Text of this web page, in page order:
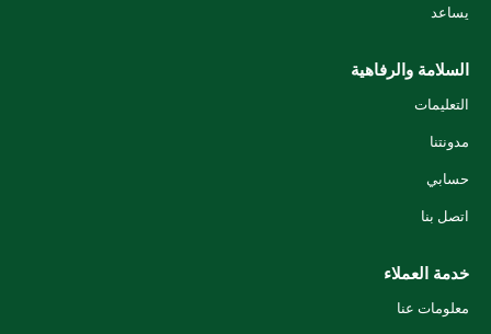
يساعد
السلامة والرفاهية
التعليمات
مدونتنا
حسابي
اتصل بنا
خدمة العملاء
معلومات عنا